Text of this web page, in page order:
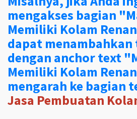
mengakses bagian
Memiliki Kolam
dapat
dengan anchor text
Memiliki Kolam
mengarah ke bagian
Jasa Pembuatan